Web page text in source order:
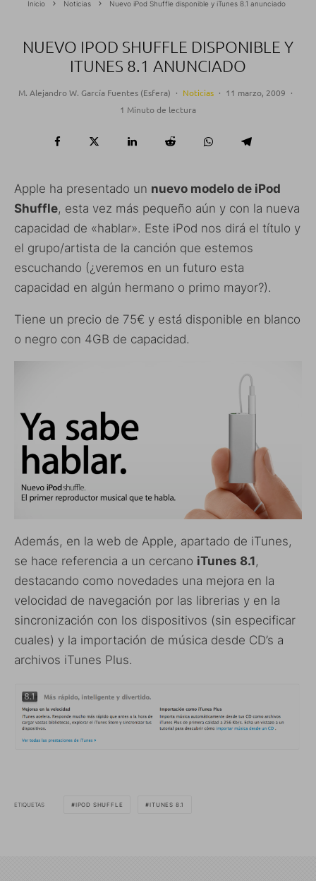
Inicio Noticias Nuevo iPod Shuffle disponible y iTunes 8.1 anunciado
NUEVO IPOD SHUFFLE DISPONIBLE Y
ITUNES 8.1 ANUNCIADO
M. Alejandro W. García Fuentes (Esfera) · Noticias · 11 marzo, 2009 ·
1 Minuto de lectura
Apple ha presentado un nuevo modelo de iPod
Shuffle, esta vez más pequeño aún y con la nueva
capacidad de «hablar». Este iPod nos dirá el título y
el grupo/artista de la canción que estemos
escuchando (¿veremos en un futuro esta
capacidad en algún hermano o primo mayor?).
Tiene un precio de 75€ y está disponible en blanco
o negro con 4GB de capacidad.
Además, en la web de Apple, apartado de iTunes,
se hace referencia a un cercano iTunes 8.1,
destacando como novedades una mejora en la
velocidad de navegación por las librerias y en la
sincronización con los dispositivos (sin especificar
cuales) y la importación de música desde CD’s a
archivos iTunes Plus.
ETIQUETAS IPOD SHUFFLE ITUNES 8.1